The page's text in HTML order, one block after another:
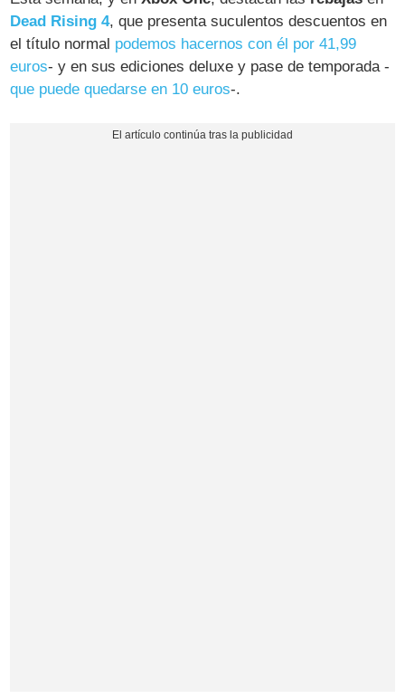
Dead Rising 4, que presenta suculentos descuentos en
el título normal podemos hacernos con él por 41,99
euros- y en sus ediciones deluxe y pase de temporada -
que puede quedarse en 10 euros-.